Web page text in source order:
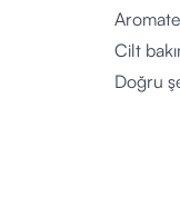
Cilt
Doğru